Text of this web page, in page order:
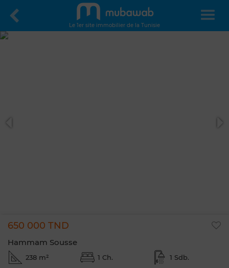
Le 1er site immobilier de la Tunisie
650 000 TND
Hammam Sousse
238 m² 1 Ch. 1 Sdb.